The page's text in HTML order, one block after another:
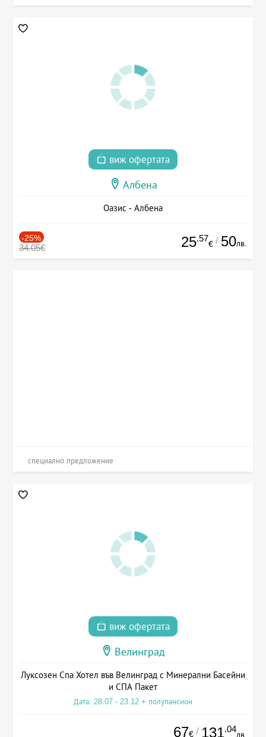
виж офертата
Албена
Оазис - Албена
-25%
34.05€ 25.57
€ / 50лв.
специално предложение
виж офертата
Велинград
Луксозен Спа Хотел във Велинград с Минерални Басейни
и СПА Пакет
Дата: 28.07 - 23.12 + полупансион
67€ / 131.04
лв.